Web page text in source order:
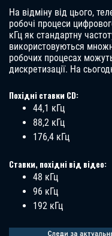
На відміну від цього,
робочі процеси
кГц як стандартну
використовуються
робочих процесах
дискретизації. На
Похідні ставки CD:
44,1 кГц
88,2 кГц
176,4 кГц
Ставки, похідні від відео:
48 кГц
96 кГц
192 кГц